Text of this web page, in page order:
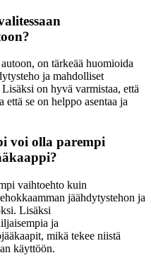
on tärkeää huomioida
ja mahdolliset
on hyvä varmistaa, että
se on helppo asentaa ja
voi olla parempi
vaihtoehto kuin
jäähdytystehon ja
Lisäksi
ja
mikä tekee niistä
käyttöön.